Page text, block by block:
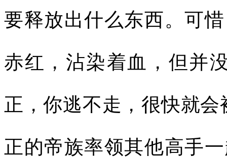
要释放出什么东西。可
赤红，沾染着血，但并
正，你逃不走，很快就
正的帝族率领其他高手